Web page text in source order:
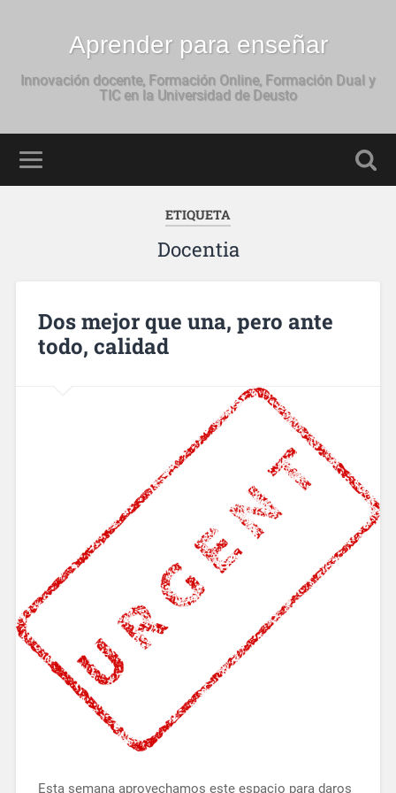
Aprender para enseñar
Innovación docente, Formación Online, Formación Dual y
TIC en la Universidad de Deusto
ETIQUETA
Docentia
Dos mejor que una, pero ante
todo, calidad
Esta semana aprovechamos este espacio para daros